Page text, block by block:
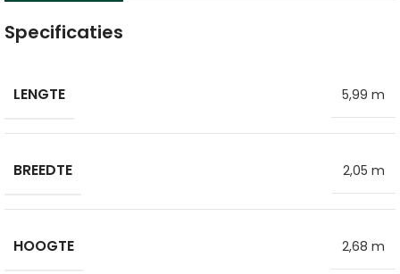
Specificaties
LENGTE 5,99 m
BREEDTE 2,05 m
HOOGTE 2,68 m